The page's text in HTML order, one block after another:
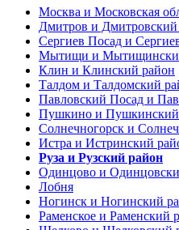
Москва и Московская
Дмитров и Дмитровский
Сергиев Посад и
Мытищи и
Клин и Клинский район
Талдом и Талдомский
Павловский Посад и
Пушкино и Пушкинский
Солнечногорск и
Истра и Истринский
Руза и Рузский район
Одинцово и
Лобня
Ногинск и Ногинский
Раменское и Раменский